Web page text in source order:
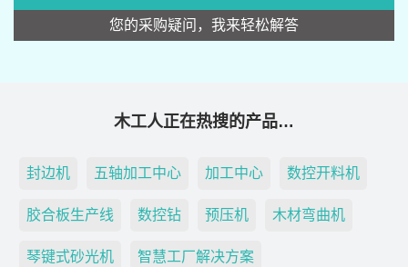
您的采购疑问，我来轻松解答
木工人正在热搜的产品…
封边机 五轴加工中心 加工中心 数控开料机
胶合板生产线 数控钻 预压机 木材弯曲机
琴键式砂光机 智慧工厂解决方案